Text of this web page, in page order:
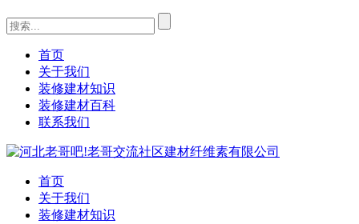
首页
关于我们
装修建材知识
装修建材百科
联系我们
首页
关于我们
装修建材知识